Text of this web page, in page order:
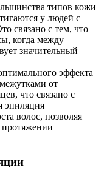
типов кожи
у людей с
связано с тем, что
когда между
значительный
эффекта
от
что связано с
эпиляция
волос, позволяя
протяжении